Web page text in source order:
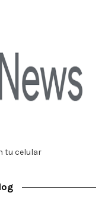
tu celular